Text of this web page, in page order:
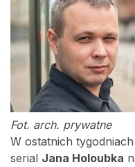
Fot. arch. prywatne
W ostatnich
serial Jana Holoubka